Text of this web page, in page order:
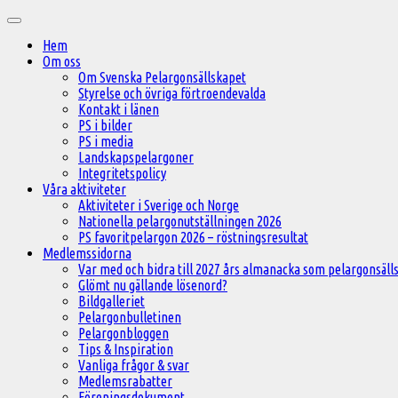
innehåll
Huvudmeny
Hem
Om oss
Om Svenska Pelargonsällskapet
Styrelse och övriga förtroendevalda
Kontakt i länen
PS i bilder
PS i media
Landskapspelargoner
Integritetspolicy
Våra aktiviteter
Aktiviteter i Sverige och Norge
Nationella pelargonutställningen 2026
PS favoritpelargon 2026 – röstningsresultat
Medlemssidorna
Var med och bidra till 2027 års almanacka som
Glömt nu gällande lösenord?
Bildgalleriet
Pelargonbulletinen
Pelargonbloggen
Tips & Inspiration
Vanliga frågor & svar
Medlemsrabatter